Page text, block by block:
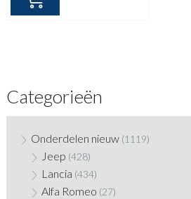
Categorieën
Onderdelen nieuw (1119)
Jeep (428)
Lancia (434)
Alfa Romeo (27)